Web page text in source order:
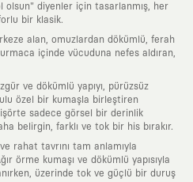
olsun" diyenler için tasarlanmış, her
bir klasik.
alan, omuzlardan dökümlü, ferah
içinde vücuduna nefes aldıran,
ve dökümlü yapıyı, pürüzsüz
özel bir kumaşla birleştiren
sadece görsel bir derinlik
belirgin, farklı ve tok bir his bırakır.
rahat tavrını tam anlamıyla
örme kumaşı ve dökümlü yapısıyla
üzerinde tok ve güçlü bir duruş